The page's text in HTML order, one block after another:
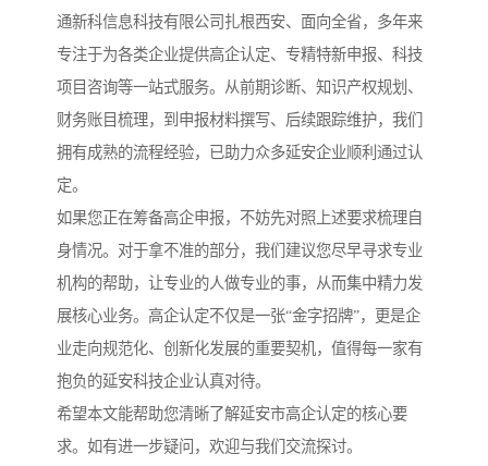
通新科信息科技有限公司扎根西安、面向全省，多年来
专注于为各类企业提供高企认定、专精特新申报、科技
项目咨询等一站式服务。从前期诊断、知识产权规划、
财务账目梳理，到申报材料撰写、后续跟踪维护，我们
拥有成熟的流程经验，已助力众多延安企业顺利通过认
定。
如果您正在筹备高企申报，不妨先对照上述要求梳理自
身情况。对于拿不准的部分，我们建议您尽早寻求专业
机构的帮助，让专业的人做专业的事，从而集中精力发
展核心业务。高企认定不仅是一张“金字招牌”，更是企
业走向规范化、创新化发展的重要契机，值得每一家有
抱负的延安科技企业认真对待。
希望本文能帮助您清晰了解延安市高企认定的核心要
求。如有进一步疑问，欢迎与我们交流探讨。